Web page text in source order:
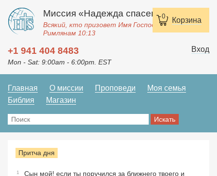
0 Корзина
Миссия «Надежда спасения»
Всякий, кто призовет Имя Господне, спасется.
Римлянам 10:13
+1 941 404 8483
Mon - Sat: 9:00am - 6:00pm. EST
Вход
Главная О миссии Проповеди
Моя семья
Библия
Магазин
Притча дня
1
Сын мой! если ты поручился за ближнего твоего и